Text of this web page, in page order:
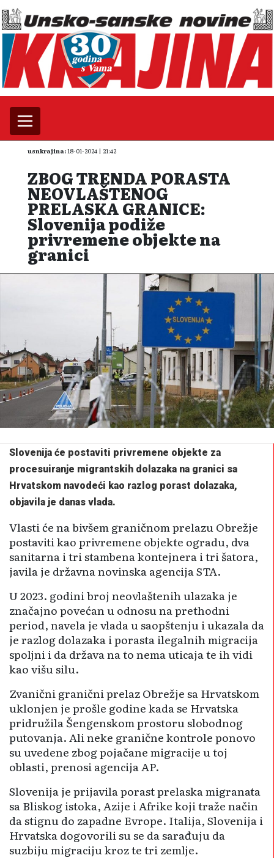
usnkrajina:18-01-2024 | 21:42
ZBOG TRENDA PORASTA
NEOVLAŠTENOG
PRELASKA GRANICE:
Slovenija podiže
privremene objekte na
granici
Slovenija će postaviti privremene objekte za
procesuiranje migrantskih dolazaka na granici sa
Hrvatskom navodeći kao razlog porast dolazaka,
objavila je danas vlada.
Vlasti će na bivšem graničnom prelazu Obrežje
postaviti kao privremene objekte ogradu, dva
sanitarna i tri stambena kontejnera i tri šatora,
javila je državna novinska agencija STA.
U 2023. godini broj neovlaštenih ulazaka je
značajno povećan u odnosu na prethodni
period, navela je vlada u saopštenju i ukazala da
je razlog dolazaka i porasta ilegalnih migracija
spoljni i da država na to nema uticaja te ih vidi
kao višu silu.
Zvanični granični prelaz Obrežje sa Hrvatskom
uklonjen je prošle godine kada se Hrvatska
pridružila Šengenskom prostoru slobodnog
putovanja. Ali neke granične kontrole ponovo
su uvedene zbog pojačane migracije u toj
oblasti, prenosi agencija AP.
Slovenija je prijavila porast prelaska migranata
sa Bliskog istoka, Azije i Afrike koji traže način
da stignu do zapadne Evrope. Italija, Slovenija i
Hrvatska dogovorili su se da sarađuju da
suzbiju migraciju kroz te tri zemlje.